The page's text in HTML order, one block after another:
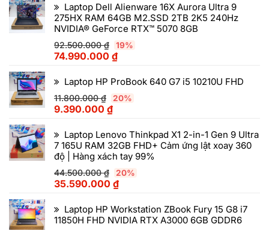
Laptop Dell Alienware 16X Aurora Ultra 9
275HX RAM 64GB M2.SSD 2TB 2K5 240Hz
NVIDIA® GeForce RTX™ 5070 8GB
92.500.000₫ 19%
74.990.000 ₫
Laptop HP ProBook 640 G7 i5 10210U FHD
11.800.000₫ 20%
9.390.000 ₫
Laptop Lenovo Thinkpad X1 2-in-1 Gen 9 Ultra
7 165U RAM 32GB FHD+ Cảm ứng lật xoay 360
độ | Hàng xách tay 99%
44.500.000₫ 20%
35.590.000 ₫
Laptop HP Workstation ZBook Fury 15 G8 i7
11850H FHD NVIDIA RTX A3000 6GB GDDR6